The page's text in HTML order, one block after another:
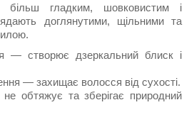
більш гладким, шовковистим і
доглянутими, щільними та
— створює дзеркальний блиск і
— захищає волосся від сухості.
обтяжує та зберігає природний